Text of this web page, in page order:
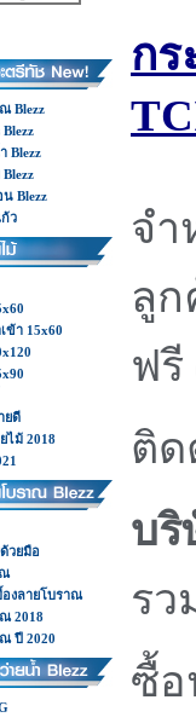
Blezz
Blezz
Blezz
Blezz
ว
ข้า 15x60
ยดี
ไม้ 2018
วยมือ
องลายโบราณ
2018
ปี 2020
กร
จำ
ลูก
ฟรี
ติด
บริ
รว
ซื้อ